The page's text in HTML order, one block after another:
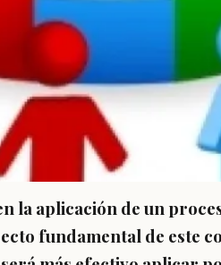
la aplicación de un
fundamental de este